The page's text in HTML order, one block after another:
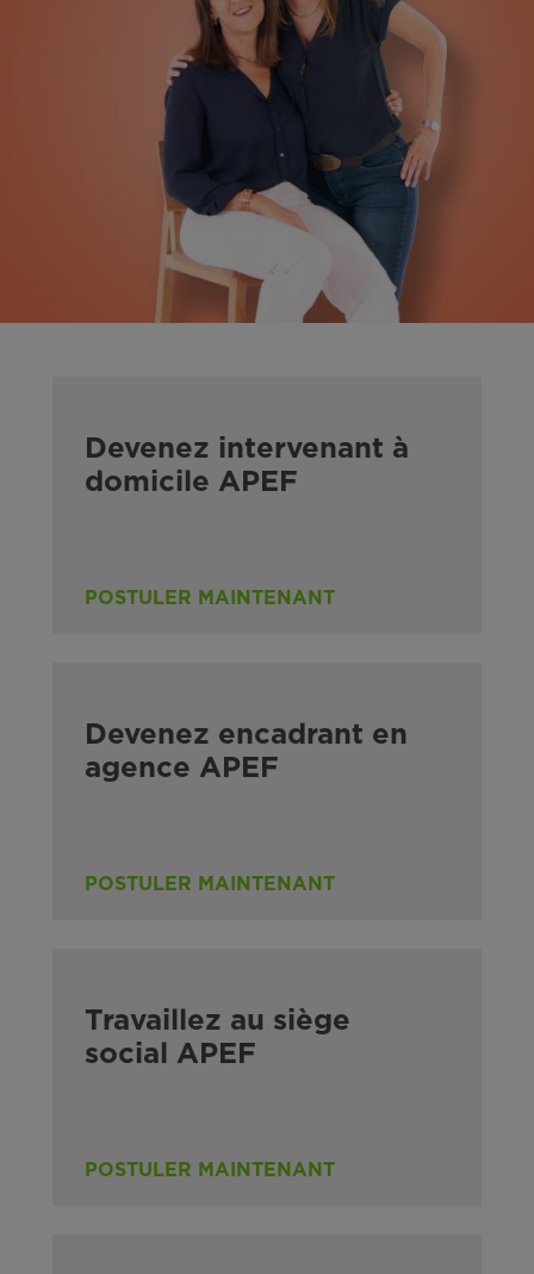
Devenez intervenant à
domicile APEF
POSTULER MAINTENANT
Devenez encadrant en
agence APEF
POSTULER MAINTENANT
Travaillez au siège
social APEF
POSTULER MAINTENANT